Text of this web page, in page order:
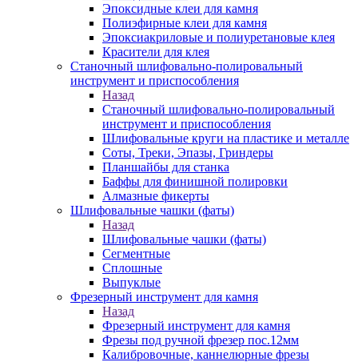
Эпоксидные клеи для камня
Полиэфирные клеи для камня
Эпоксиакриловые и полиуретановые клея
Красители для клея
Станочный шлифовально-полировальный
инструмент и приспособления
Назад
Станочный шлифовально-полировальный
инструмент и приспособления
Шлифовальные круги на пластике и металле
Соты, Треки, Эпазы, Гриндеры
Планшайбы для станка
Баффы для финишной полировки
Алмазные фикерты
Шлифовальные чашки (фаты)
Назад
Шлифовальные чашки (фаты)
Сегментные
Сплошные
Выпуклые
Фрезерный инструмент для камня
Назад
Фрезерный инструмент для камня
Фрезы под ручной фрезер пос.12мм
Калибровочные, каннелюрные фрезы